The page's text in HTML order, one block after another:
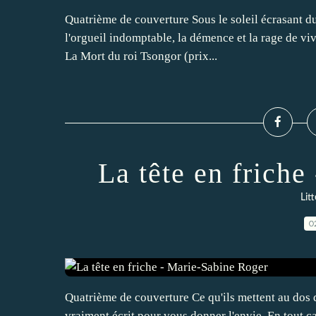
Quatrième de couverture Sous le soleil écrasant
l'orgueil indomptable, la démence et la rage de
La Mort du roi Tsongor (prix...
La tête en
Quatrième de couverture Ce qu'ils mettent au dos